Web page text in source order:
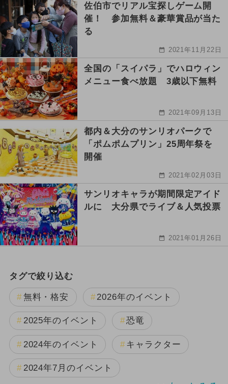
佐伯市でリアル宝探しゲーム開
催！ 参加無料＆豪華賞品が当た
る
2021年11月22日
全国の「スイパラ」でハロウィン
メニュー食べ放題 3歳以下無料
2021年09月13日
都内＆大分のサンリオパークで
「ポムポムプリン」25周年祭を
開催
2021年02月03日
サンリオキャラが期間限定アイド
ルに 大分県でライブ＆人気投票
2021年01月26日
タグで絞り込む
無料・格安 2026年のイベント
2025年のイベント 恐竜
2024年のイベント キャラクター
2024年7月のイベント